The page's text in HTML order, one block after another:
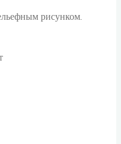
рисунком.